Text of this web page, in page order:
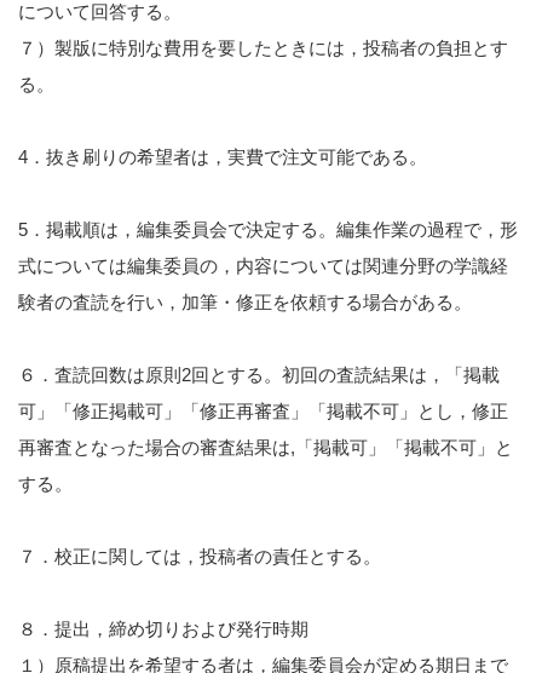
について回答する。
７）製版に特別な費用を要したときには，投稿者の負担とす
る。
4．抜き刷りの希望者は，実費で注文可能である。
5．掲載順は，編集委員会で決定する。編集作業の過程で，形
式については編集委員の，内容については関連分野の学識経
験者の査読を行い，加筆・修正を依頼する場合がある。
６．査読回数は原則2回とする。初回の査読結果は，「掲載
可」「修正掲載可」「修正再審査」「掲載不可」とし，修正
再審査となった場合の審査結果は,「掲載可」「掲載不可」と
する。
７．校正に関しては，投稿者の責任とする。
８．提出，締め切りおよび発行時期
１）原稿提出を希望する者は，編集委員会が定める期日まで